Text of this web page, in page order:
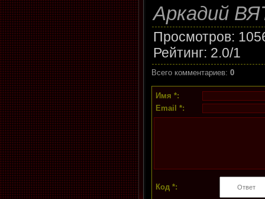
Аркадий
Просмотров:
Рейтинг: 2.0/1
Всего комментариев: 0
Имя *:
Email *:
Код *: